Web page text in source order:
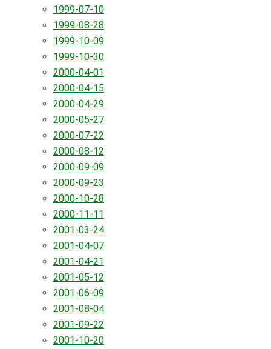
1999-07-10
1999-08-28
1999-10-09
1999-10-30
2000-04-01
2000-04-15
2000-04-29
2000-05-27
2000-07-22
2000-08-12
2000-09-09
2000-09-23
2000-10-28
2000-11-11
2001-03-24
2001-04-07
2001-04-21
2001-05-12
2001-06-09
2001-08-04
2001-09-22
2001-10-20